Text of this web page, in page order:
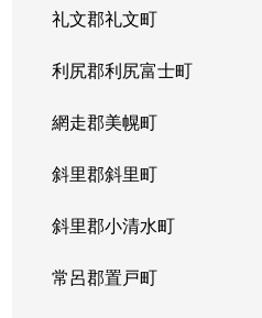
礼文郡礼文町
利尻郡利尻富士町
網走郡美幌町
斜里郡斜里町
斜里郡小清水町
常呂郡置戸町